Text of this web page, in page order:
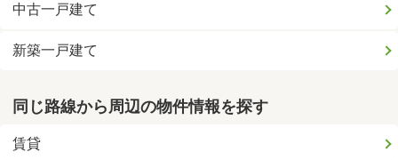
中古一戸建て
新築一戸建て
同じ路線から周辺の物件情報を探す
賃貸